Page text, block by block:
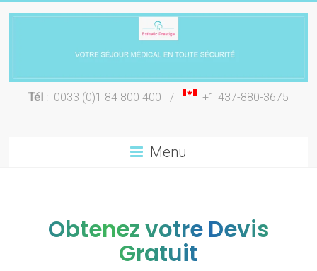
Chirurgie
Tél: 0033 (0)1 84 800 400 / +1 437-880-3675
Menu
Obtenez votre Devis
Gratuit